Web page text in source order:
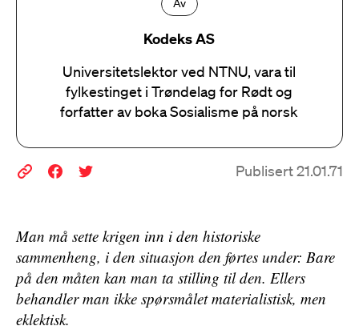
Av
Kodeks AS
Universitetslektor ved NTNU, vara til
fylkestinget i Trøndelag for Rødt og
forfatter av boka Sosialisme på norsk
Publisert 21.01.71
Man må sette krigen inn i den historiske
sammenheng, i den situasjon den førtes under: Bare
på den måten kan man ta stilling til den. Ellers
behandler man ikke spørsmålet materialistisk, men
eklektisk.